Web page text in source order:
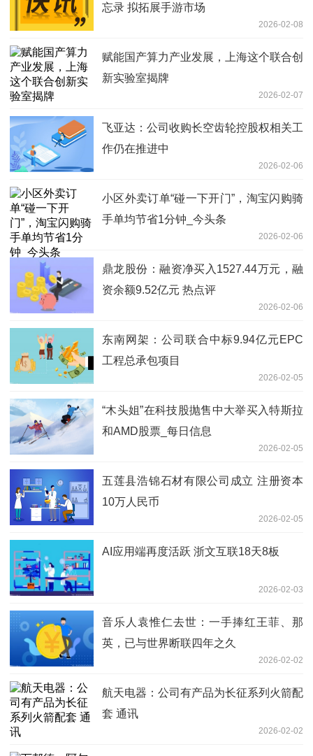
忘录 拟拓展手游市场
2026-02-08
赋能国产算力产业发展，上海这个联合创
新实验室揭牌
2026-02-07
飞亚达：公司收购长空齿轮控股权相关工
作仍在推进中
2026-02-06
小区外卖订单“碰一下开门”，淘宝闪购骑
手单均节省1分钟_今头条
2026-02-06
鼎龙股份：融资净买入1527.44万元，融
资余额9.52亿元 热点评
2026-02-06
东南网架：公司联合中标9.94亿元EPC
工程总承包项目
2026-02-05
“木头姐”在科技股抛售中大举买入特斯拉
和AMD股票_每日信息
2026-02-05
五莲县浩锦石材有限公司成立 注册资本
10万人民币
2026-02-05
AI应用端再度活跃 浙文互联18天8板
2026-02-03
音乐人袁惟仁去世：一手捧红王菲、那
英，已与世界断联四年之久
2026-02-02
航天电器：公司有产品为长征系列火箭配
套 通讯
2026-02-02